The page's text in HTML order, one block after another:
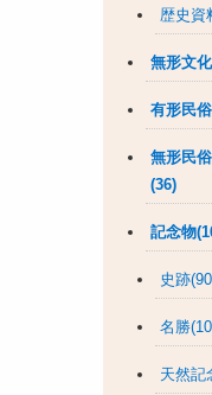
歴史資
無形文
有形民
無形民
(36)
記念物
史跡
名勝
天然記